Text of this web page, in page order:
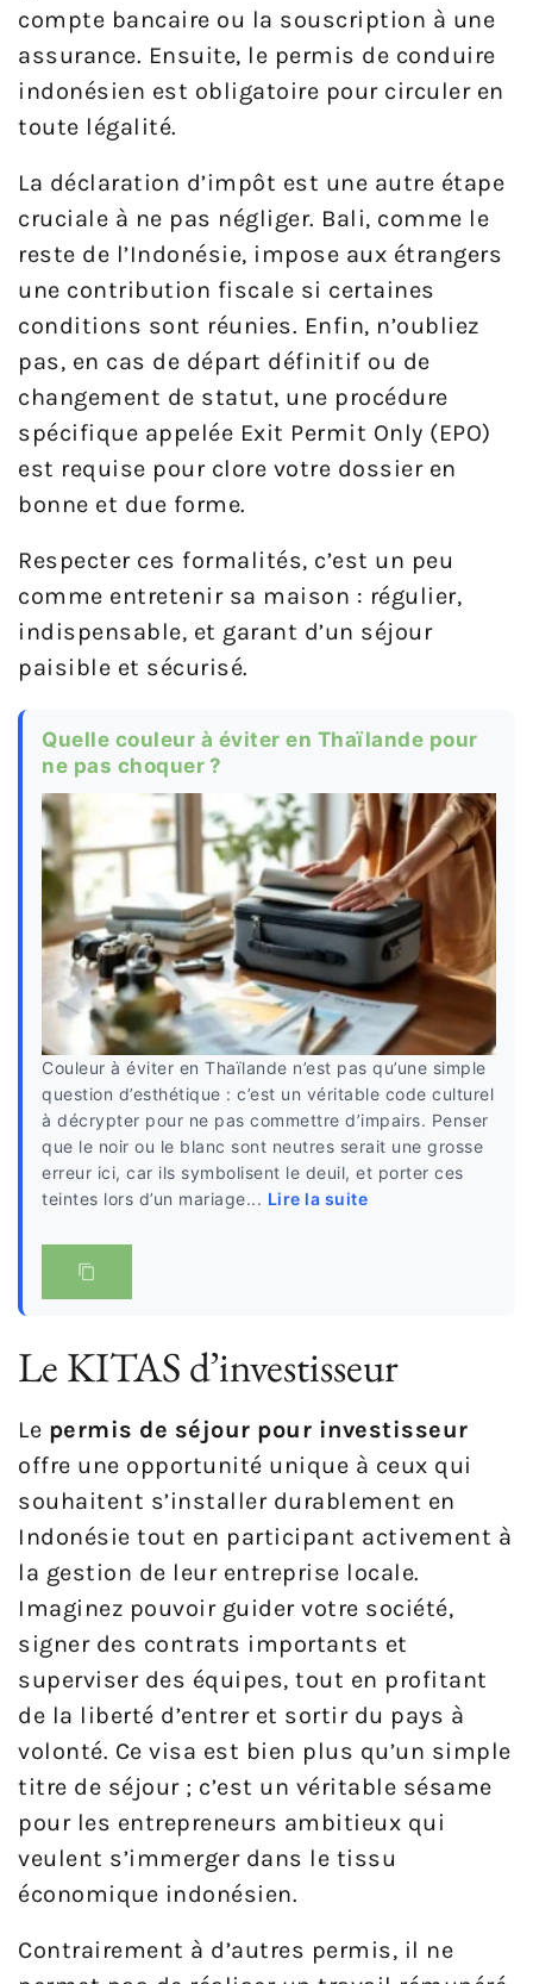
compte bancaire ou la souscription à une
assurance. Ensuite, le permis de conduire
indonésien est obligatoire pour circuler en
toute légalité.
La déclaration d’impôt est une autre étape
cruciale à ne pas négliger. Bali, comme le
reste de l’Indonésie, impose aux étrangers
une contribution fiscale si certaines
conditions sont réunies. Enfin, n’oubliez
pas, en cas de départ définitif ou de
changement de statut, une procédure
spécifique appelée Exit Permit Only (EPO)
est requise pour clore votre dossier en
bonne et due forme.
Respecter ces formalités, c’est un peu
comme entretenir sa maison : régulier,
indispensable, et garant d’un séjour
paisible et sécurisé.
Quelle couleur à éviter en Thaïlande pour
ne pas choquer ?
Couleur à éviter en Thaïlande n’est pas qu’une simple
question d’esthétique : c’est un véritable code culturel
à décrypter pour ne pas commettre d’impairs. Penser
que le noir ou le blanc sont neutres serait une grosse
erreur ici, car ils symbolisent le deuil, et porter ces
teintes lors d’un mariage... Lire la suite
Le KITAS d’investisseur
Le permis de séjour pour investisseur
offre une opportunité unique à ceux qui
souhaitent s’installer durablement en
Indonésie tout en participant activement à
la gestion de leur entreprise locale.
Imaginez pouvoir guider votre société,
signer des contrats importants et
superviser des équipes, tout en profitant
de la liberté d’entrer et sortir du pays à
volonté. Ce visa est bien plus qu’un simple
titre de séjour ; c’est un véritable sésame
pour les entrepreneurs ambitieux qui
veulent s’immerger dans le tissu
économique indonésien.
Contrairement à d’autres permis, il ne